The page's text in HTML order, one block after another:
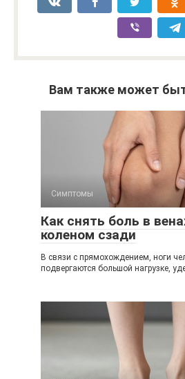
Вам также может
Симптомы
Как снять боль в
коленом сзади
В связи с прямохождением, ноги
подвергаются большой нагрузке,